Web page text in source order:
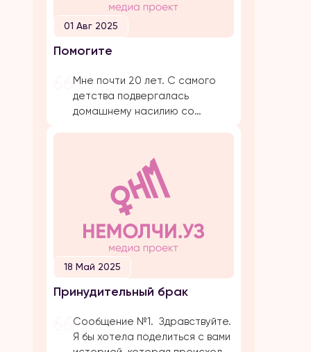
добивался несколько лет,
затем мы встречались почти 5
лет и он мне сделал
предложение. Мы […]
01 Авг 2025
Помогите
Мне почти 20 лет. С самого
детства подвергалась
домашнему насилию со
Было очень много плохих
событий, когда меня сильно
избивал папа. Даже не знаю с
чего начать. Самое страшное
и обидное, они абсолютно все
свои действия прикрывают
религией. Мол, это для нашего
блага. Однако, этого блага
совершенно нет […]
18 Май 2025
Принудительный брак
Сообщение №1. Здравствуйте.
Я бы хотела поделиться с вами